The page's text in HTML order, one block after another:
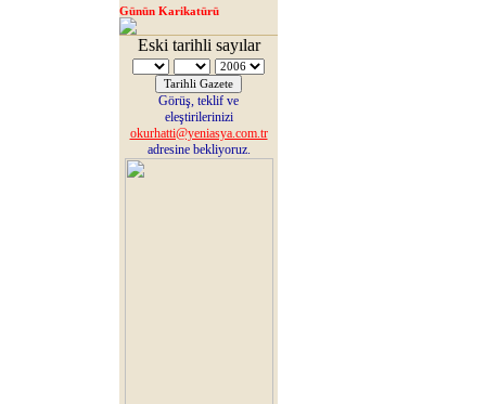
Günün Karikatürü
Eski tarihli sayılar
Görüş, teklif ve
eleştirilerinizi
okurhatti@yeniasya.com.tr
adresine bekliyoruz.